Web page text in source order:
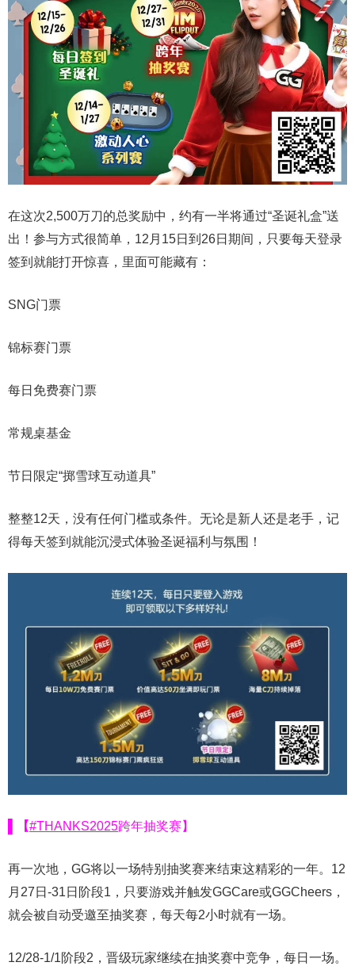
在这次2,500万刀的总奖励中，约有一半将通过“圣诞礼盒”送
出！参与方式很简单，12月15日到26日期间，只要每天登录
签到就能打开惊喜，里面可能藏有：
SNG门票
锦标赛门票
每日免费赛门票
常规桌基金
节日限定“掷雪球互动道具”
整整12天，没有任何门槛或条件。无论是新人还是老手，记
得每天签到就能沉浸式体验圣诞福利与氛围！
▌【#THANKS2025跨年抽奖赛】
再一次地，GG将以一场特别抽奖赛来结束这精彩的一年。12
月27日-31日阶段1，只要游戏并触发GGCare或GGCheers，
就会被自动受邀至抽奖赛，每天每2小时就有一场。
12/28-1/1阶段2，晋级玩家继续在抽奖赛中竞争，每日一场。